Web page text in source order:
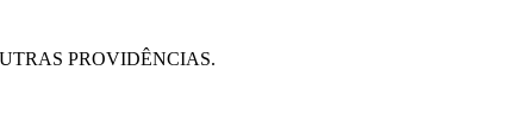
PROVIDÊNCIAS.